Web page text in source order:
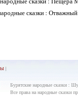
сказки : Отважный
|
Бурятские народные сказки :
Все права на народные сказки